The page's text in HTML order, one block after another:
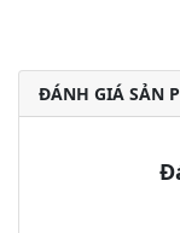
Tích hợp
đình Galaxy, đã ra
các công nghệ
phẩm Galaxy S24
mới cập nhật vào
ĐÁNH GIÁ SẢN